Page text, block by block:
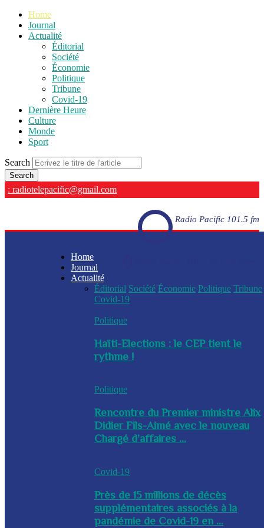
Home
Journal
Actualité
Éditorial
Société
Économie
Politique
Tribune
Covid-19
Dernière Heure
Culture
Monde
Sport
Search
: radiotelepacific@gmail.com
Radio Pacific 101.5 fm
Home
Journal
Actualité
Éditorial Société Économie Politique Tribune
Covid-19
Politique
Haïti-Elections : le CEP tient le
rythme !
Politique
Rencontre du Premier ministre Alix
Didier Fils-Aimé avec le nouveau
Chargé d’affaires ...
Covid-19
Près de 15 millions de décès
supplémentaires associés à la
pandémie de Covid-19 en ...